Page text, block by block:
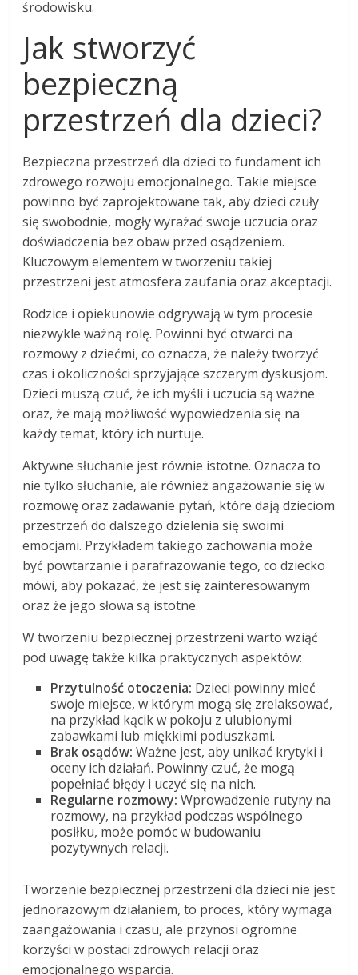
środowisku.
Jak stworzyć
bezpieczną
przestrzeń dla dzieci?
Bezpieczna przestrzeń dla dzieci to fundament ich
zdrowego rozwoju emocjonalnego. Takie miejsce
powinno być zaprojektowane tak, aby dzieci czuły
się swobodnie, mogły wyrażać swoje uczucia oraz
doświadczenia bez obaw przed osądzeniem.
Kluczowym elementem w tworzeniu takiej
przestrzeni jest atmosfera zaufania oraz akceptacji.
Rodzice i opiekunowie odgrywają w tym procesie
niezwykle ważną rolę. Powinni być otwarci na
rozmowy z dziećmi, co oznacza, że należy tworzyć
czas i okoliczności sprzyjające szczerym dyskusjom.
Dzieci muszą czuć, że ich myśli i uczucia są ważne
oraz, że mają możliwość wypowiedzenia się na
każdy temat, który ich nurtuje.
Aktywne słuchanie jest równie istotne. Oznacza to
nie tylko słuchanie, ale również angażowanie się w
rozmowę oraz zadawanie pytań, które dają dzieciom
przestrzeń do dalszego dzielenia się swoimi
emocjami. Przykładem takiego zachowania może
być powtarzanie i parafrazowanie tego, co dziecko
mówi, aby pokazać, że jest się zainteresowanym
oraz że jego słowa są istotne.
W tworzeniu bezpiecznej przestrzeni warto wziąć
pod uwagę także kilka praktycznych aspektów:
Przytulność otoczenia: Dzieci powinny mieć
swoje miejsce, w którym mogą się zrelaksować,
na przykład kącik w pokoju z ulubionymi
zabawkami lub miękkimi poduszkami.
Brak osądów: Ważne jest, aby unikać krytyki i
oceny ich działań. Powinny czuć, że mogą
popełniać błędy i uczyć się na nich.
Regularne rozmowy: Wprowadzenie rutyny na
rozmowy, na przykład podczas wspólnego
posiłku, może pomóc w budowaniu
pozytywnych relacji.
Tworzenie bezpiecznej przestrzeni dla dzieci nie jest
jednorazowym działaniem, to proces, który wymaga
zaangażowania i czasu, ale przynosi ogromne
korzyści w postaci zdrowych relacji oraz
emocjonalnego wsparcia.